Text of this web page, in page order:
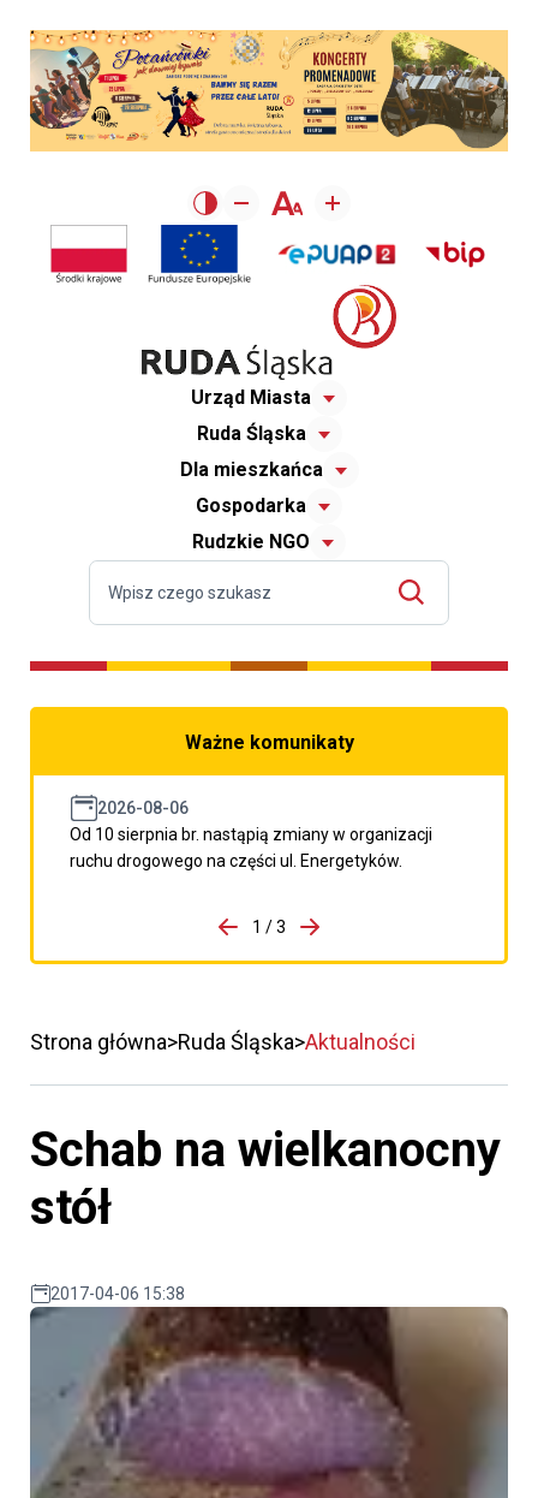
Urząd Miasta
Ruda Śląska
Dla mieszkańca
Gospodarka
Rudzkie NGO
Ważne komunikaty
2026-08-06
Od 10 sierpnia br. nastąpią zmiany w organizacji
ruchu drogowego na części ul. Energetyków.
porzpedniego komunikatu
1 / 3
Przejdź do następnego
Strona główna Ruda Śląska Aktualności
Schab na wielkanocny
stół
2017-04-06 15:38